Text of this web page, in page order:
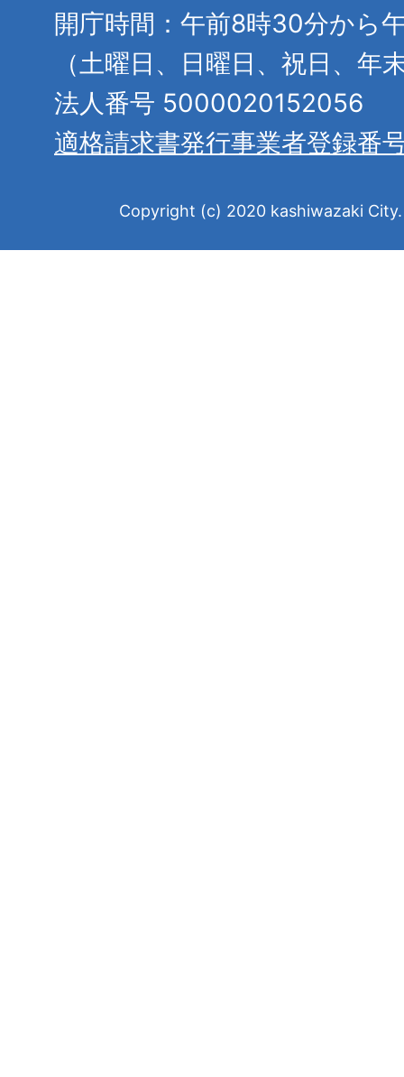
開庁時間：午前8時30分から
（土曜日、日曜日、祝日、年
法人番号 5000020152056
適格請求書発行事業者登録番
Copyright (c) 2020 kashiwazaki